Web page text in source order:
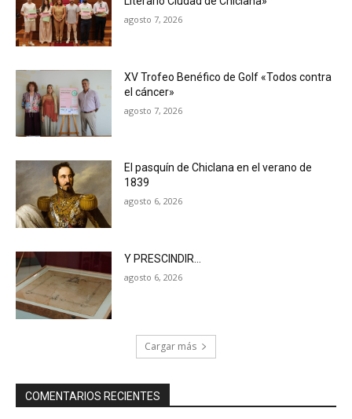
agosto 7, 2026
XV Trofeo Benéfico de Golf «Todos contra
el cáncer»
agosto 7, 2026
El pasquín de Chiclana en el verano de
1839
agosto 6, 2026
Y PRESCINDIR…
agosto 6, 2026
Cargar más
COMENTARIOS RECIENTES